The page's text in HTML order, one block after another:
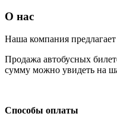
О нас
Наша компания
Продажа автобусных
сумму можно увидеть на
Способы оплаты